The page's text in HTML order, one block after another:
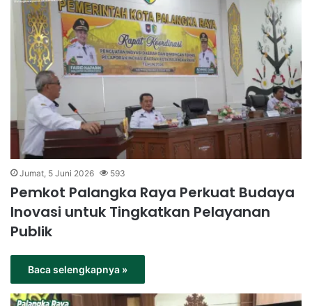
Jumat, 5 Juni 2026 593
Pemkot Palangka Raya Perkuat Budaya
Inovasi untuk Tingkatkan Pelayanan
Publik
Baca selengkapnya »